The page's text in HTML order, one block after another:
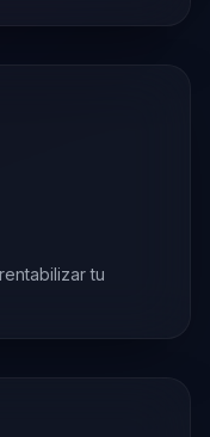
tu